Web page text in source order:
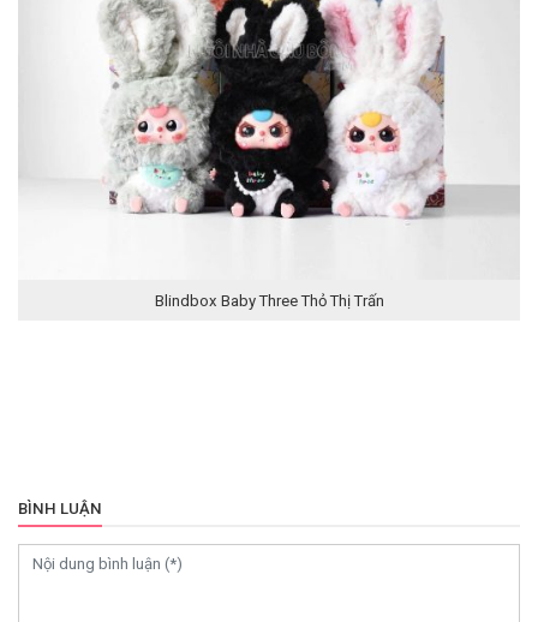
Blindbox Baby Three Thỏ Thị Trấn
BÌNH LUẬN